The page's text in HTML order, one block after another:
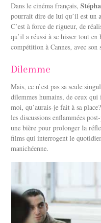
Dans le cinéma français,
pourrait dire de lui qu’il est un
C’est à force de rigueur, de
qu’il a réussi à se hisser tout
compétition à Cannes, avec
Dilemme
Mais, ce n’est pas sa seule
dilemmes humains, de ceux qui
moi, qu’aurais-je fait à sa
les discussions enflammées
une bière pour prolonger la
films qui interrogent le
manichéenne.